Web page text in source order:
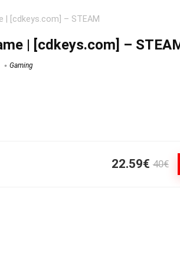
| [cdkeys.com] – STEAM
| [cdkeys.com] –
Gaming
22.59€ 40€